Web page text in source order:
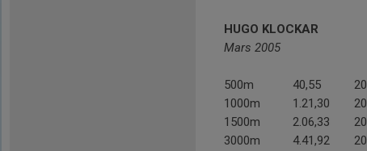
HUGO KLOCKAR
Mars 2005
500m 40,55
1000m
1.21,30
1500m
2.06,33
3000m
4.41,92